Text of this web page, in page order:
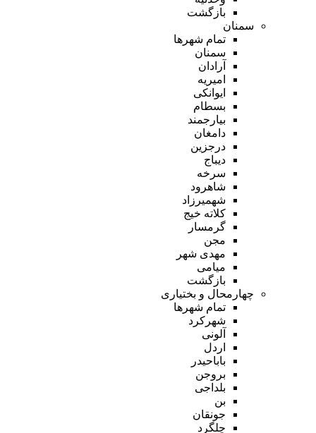
بازگشت
سمنان
تمام شهر‌ها
سمنان
آرادان
امیریه
ایوانکی
بسطام
بیارجمند
دامغان
درجزین
دیباج
سرخه
شاهرود
شهمیرزاد
کلاته خیج
گرمسار
مجن
مهدی شهر
میامی
بازگشت
چهارمحال و بختیاری
تمام شهر‌ها
شهرکرد
آلونی
اردل
باباحیدر
بروجن
بلداجی
بن
جونقان
چلگرد